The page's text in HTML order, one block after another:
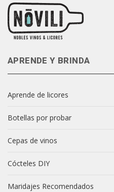
APRENDE Y BRINDA
Aprende de licores
Botellas por probar
Cepas de vinos
Cócteles DIY
Maridajes Recomendados